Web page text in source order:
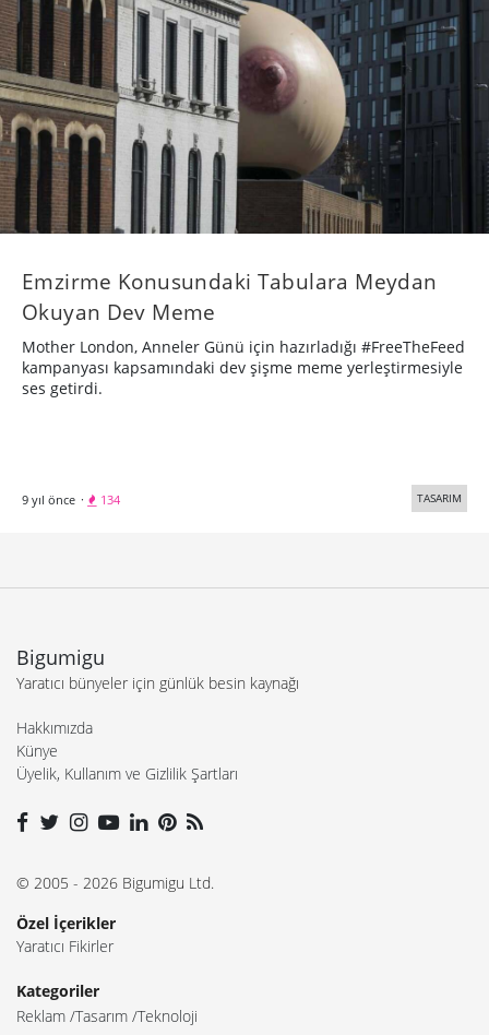
Emzirme Konusundaki Tabulara Meydan
Okuyan Dev Meme
Mother London, Anneler Günü için hazırladığı #FreeTheFeed
kampanyası kapsamındaki dev şişme meme yerleştirmesiyle
ses getirdi.
9 yıl önce · 134 TASARIM
Bigumigu
Yaratıcı bünyeler için günlük besin kaynağı
Hakkımızda
Künye
Üyelik, Kullanım ve Gizlilik Şartları
© 2005 - 2026 Bigumigu Ltd.
Özel İçerikler
Yaratıcı Fikirler
Kategoriler
Reklam Tasarım Teknoloji